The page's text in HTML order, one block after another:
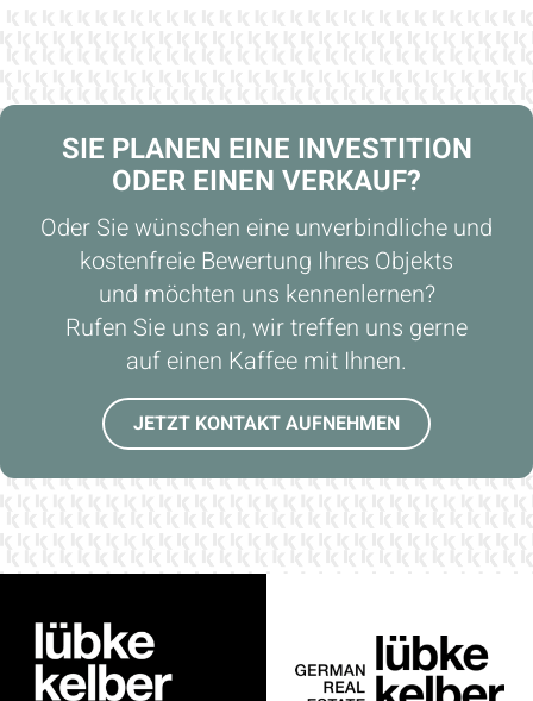
SIE PLANEN EINE INVESTITION
ODER EINEN VERKAUF?
Oder Sie wünschen eine unverbindliche und
kostenfreie Bewertung Ihres Objekts
und möchten uns kennenlernen?
Rufen Sie uns an, wir treffen uns gerne
auf einen Kaffee mit Ihnen.
JETZT KONTAKT AUFNEHMEN